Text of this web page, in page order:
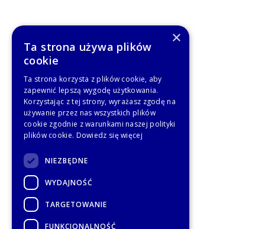
×
Ta strona używa plików
cookie
Ta strona korzysta z plików cookie, aby
zapewnić lepszą wygodę użytkowania.
Korzystając z tej strony, wyrażasz zgodę na
używanie przez nas wszystkich plików
cookie zgodnie z warunkami naszej polityki
plików cookie. Dowiedz się więcej
NIEZBĘDNE
WYDAJNOŚĆ
TARGETOWANIE
FUNKCJONALNOŚĆ